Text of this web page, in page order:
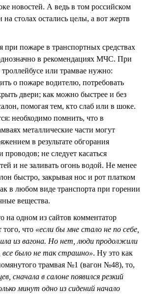
новостей. А ведь в том российском
на столах остались целы, а вот жертв
при пожаре в транспортных средствах
в рекомендациях МЧС. При
троллейбусе или трамвае нужно:
о пожаре водителю, потребовать
двери; как можно быстрее и без
помогая тем, кто слаб или в шоке.
необходимо помнить, что в
металлические части могут
в результате обгорания
не следует касаться
и не заливать огонь водой. Не менее
быстро, закрывая нос и рот платком
в любом виде транспорта при горении
вещества.
на одном из сайтов комментатор
того, что «если бы мне стало не по себе,
из вагона. Но нет, люди продолжили
все было не так страшно». Ну это как
трамвая №1 (вагон №48), то,
сначала в салоне появился резкий
минут одно из сидений начало